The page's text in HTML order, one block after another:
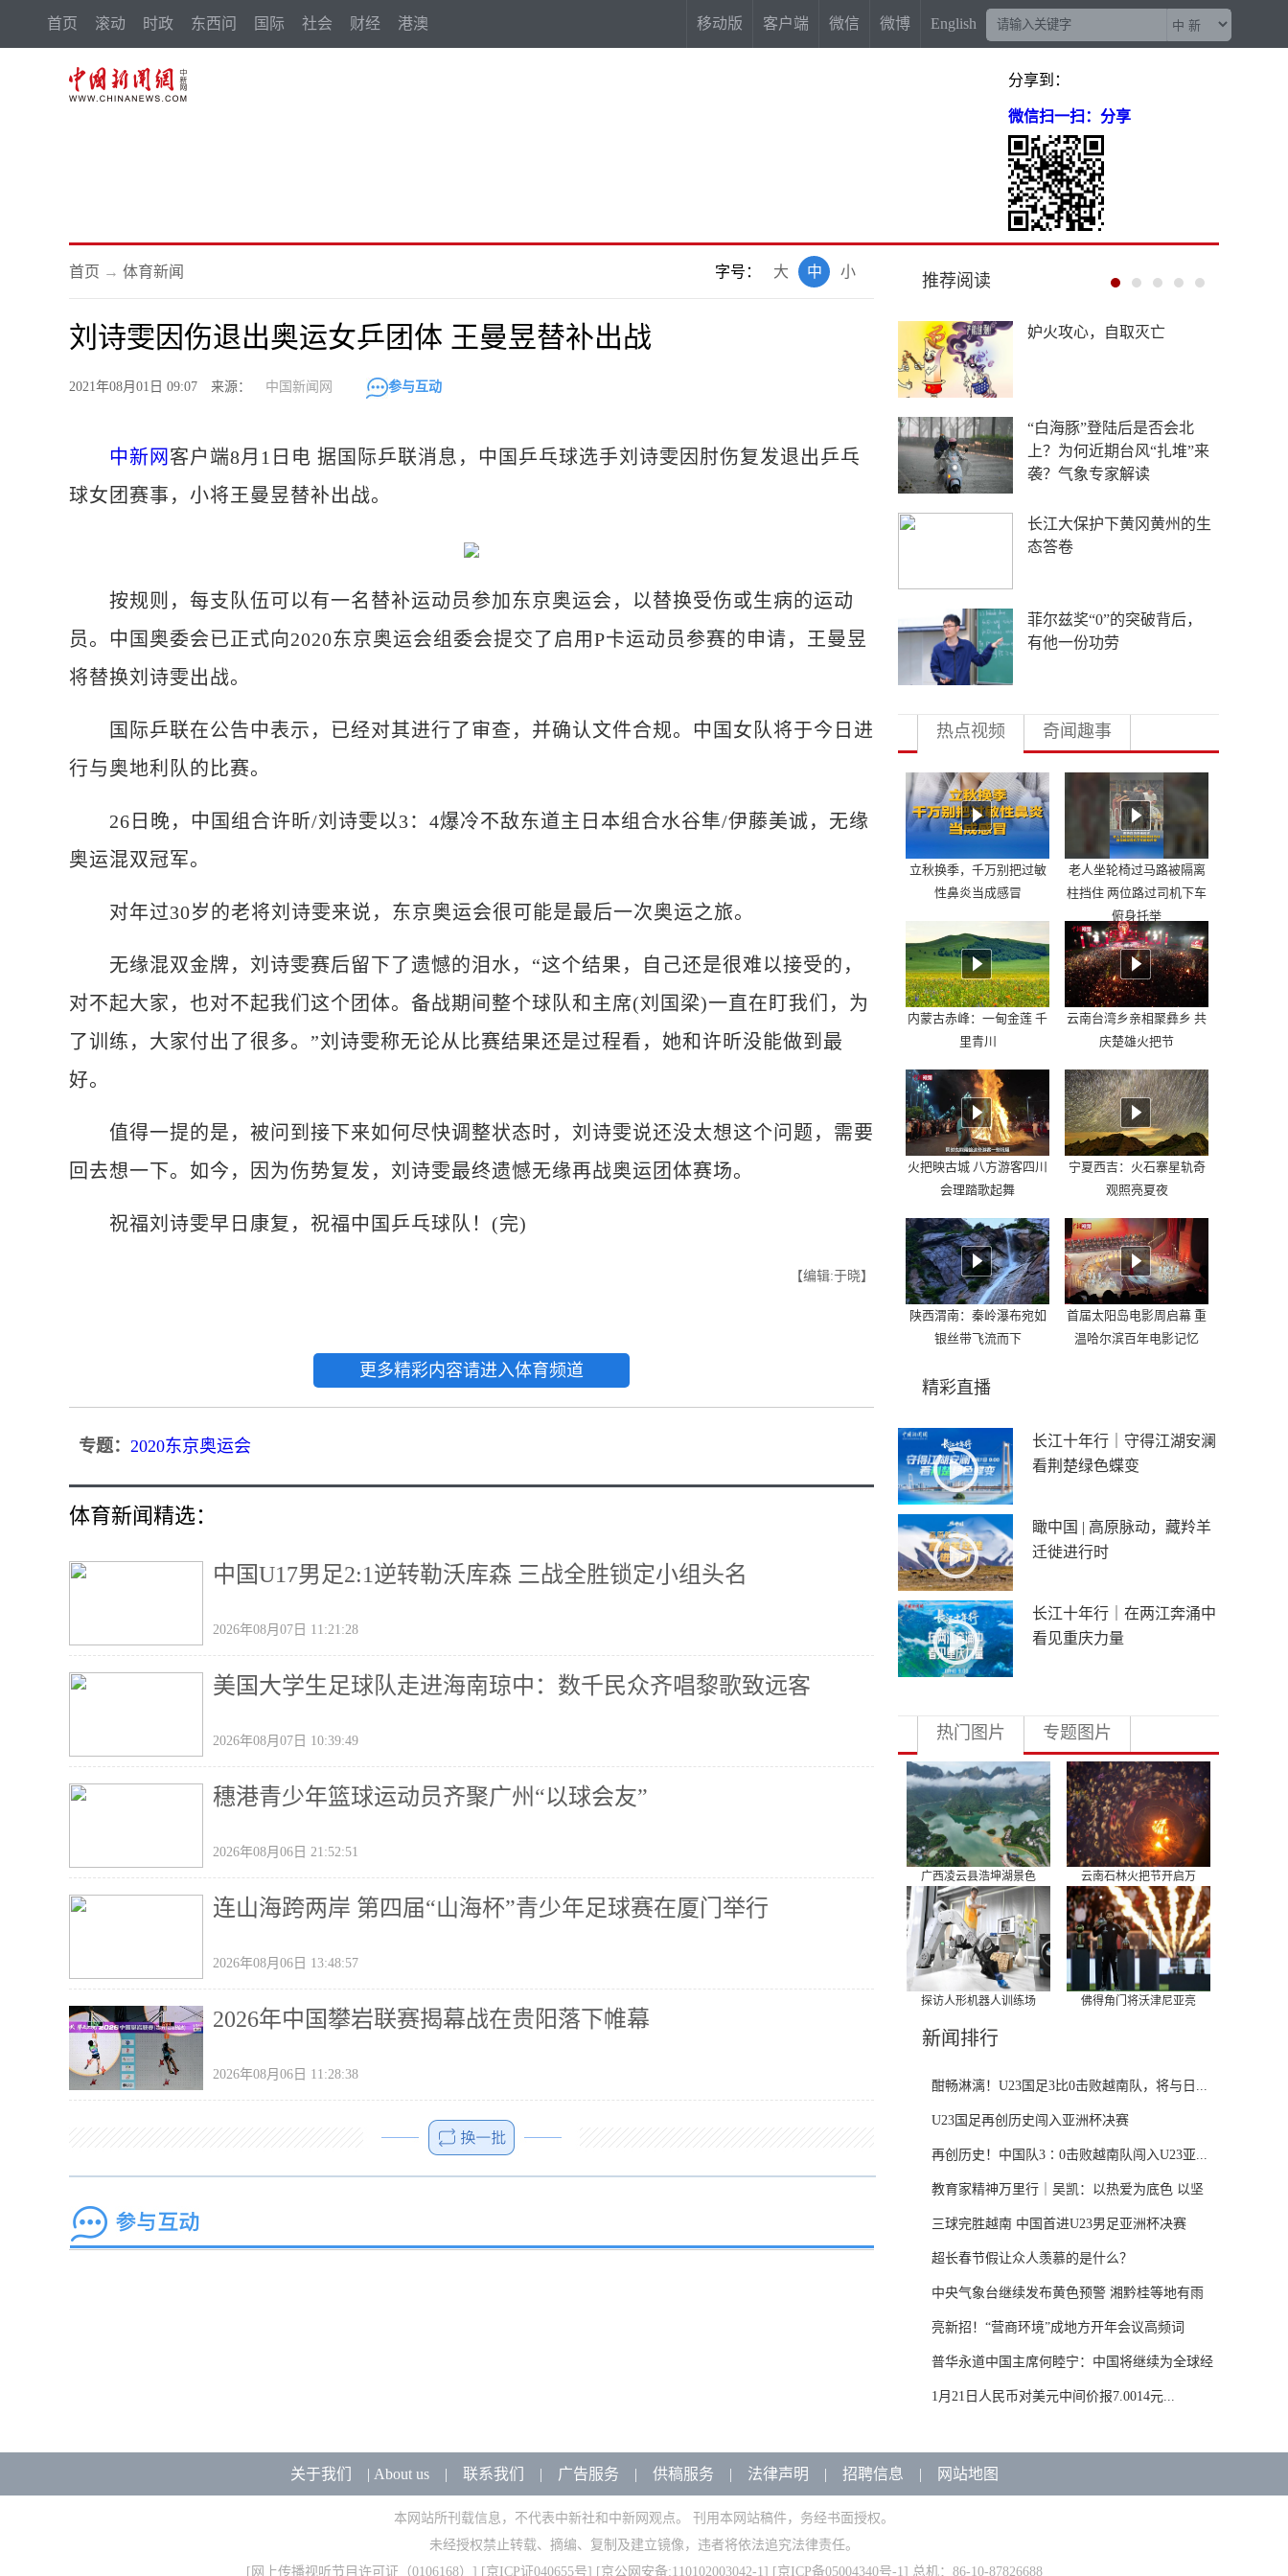
首页 滚动 时政 东西问 国际 社会 财经 港澳 移动版 客户端 微信 微博 English
分享到：
微信扫一扫：分享
首页 → 体育新闻 字号： 小
中
大
刘诗雯因伤退出奥运女乒团体 王曼昱替补出战
2021年08月01日 09:07 来源： 中国新闻网 参与互动
中新网 客户端8月1日电 据国际乒联消息，中国乒乓球选手刘诗雯因肘伤复发退出乒乓
球女团赛事，小将王曼昱替补出战。
按规则，每支队伍可以有一名替补运动员参加东京奥运会，以替换受伤或生病的运动
员。中国奥委会已正式向2020东京奥运会组委会提交了启用P卡运动员参赛的申请，王曼昱
将替换刘诗雯出战。
国际乒联在公告中表示，已经对其进行了审查，并确认文件合规。中国女队将于今日进
行与奥地利队的比赛。
26日晚，中国组合许昕/刘诗雯以3：4爆冷不敌东道主日本组合水谷隼/伊藤美诚，无缘
奥运混双冠军。
对年过30岁的老将刘诗雯来说，东京奥运会很可能是最后一次奥运之旅。
无缘混双金牌，刘诗雯赛后留下了遗憾的泪水，“这个结果，自己还是很难以接受的，
对不起大家，也对不起我们这个团体。备战期间整个球队和主席(刘国梁)一直在盯我们，为
了训练，大家付出了很多。”刘诗雯称无论从比赛结果还是过程看，她和许昕没能做到最
好。
值得一提的是，被问到接下来如何尽快调整状态时，刘诗雯说还没太想这个问题，需要
回去想一下。如今，因为伤势复发，刘诗雯最终遗憾无缘再战奥运团体赛场。
祝福刘诗雯早日康复，祝福中国乒乓球队！(完)
【编辑:于晓】
更多精彩内容请进入体育频道
专题： 2020东京奥运会
体育新闻精选：
中国U17男足2:1逆转勒沃库森 三战全胜锁定小组头名
2026年08月07日 11:21:28
美国大学生足球队走进海南琼中：数千民众齐唱黎歌致远客
2026年08月07日 10:39:49
穗港青少年篮球运动员齐聚广州“以球会友”
2026年08月06日 21:52:51
连山海跨两岸 第四届“山海杯”青少年足球赛在厦门举行
2026年08月06日 13:48:57
2026年中国攀岩联赛揭幕战在贵阳落下帷幕
2026年08月06日 11:28:38
推荐阅读
妒火攻心，自取灭亡
“白海豚”登陆后是否会北
上？为何近期台风“扎堆”来
袭？气象专家解读
长江大保护下黄冈黄州的生
态答卷
菲尔兹奖“0”的突破背后，
有他一份功劳
热点视频 奇闻趣事
立秋换季，千万别把过敏
性鼻炎当成感冒
老人坐轮椅过马路被隔离
柱挡住 两位路过司机下车
俯身托举
内蒙古赤峰：一甸金莲 千
里青川
云南台湾乡亲相聚彝乡 共
庆楚雄火把节
火把映古城 八方游客四川
会理踏歌起舞
宁夏西吉：火石寨星轨奇
观照亮夏夜
陕西渭南：秦岭瀑布宛如
银丝带飞流而下
首届太阳岛电影周启幕 重
温哈尔滨百年电影记忆
精彩直播
长江十年行｜守得江湖安澜
看荆楚绿色蝶变
瞰中国 | 高原脉动，藏羚羊
迁徙进行时
长江十年行｜在两江奔涌中
看见重庆力量
热门图片 专题图片
广西凌云县浩坤湖景色 云南石林火把节开启万
探访人形机器人训练场 佛得角门将沃津尼亚亮
新闻排行
酣畅淋漓！U23国足3比0击败越南队，将与日...
U23国足再创历史闯入亚洲杯决赛
再创历史！中国队3∶0击败越南队闯入U23亚...
教育家精神万里行｜吴凯：以热爱为底色 以坚
守...
三球完胜越南 中国首进U23男足亚洲杯决赛
超长春节假让众人羡慕的是什么？
中央气象台继续发布黄色预警 湘黔桂等地有雨
雪...
亮新招！“营商环境”成地方开年会议高频词
普华永道中国主席何睦宁：中国将继续为全球经
济...
1月21日人民币对美元中间价报7.0014元...
关于我们 | About us| 联系我们 | 广告服务 | 供稿服务 | 法律声明 | 招聘信息 | 网站地图
本网站所刊载信息，不代表中新社和中新网观点。 刊用本网站稿件，务经书面授权。
未经授权禁止转载、摘编、复制及建立镜像，违者将依法追究法律责任。
[ 网上传播视听节目许可证（0106168） ] [京ICP证040655号] [京公网安备:110102003042-1] [京ICP备05004340号-1] 总机：86-10-87826688